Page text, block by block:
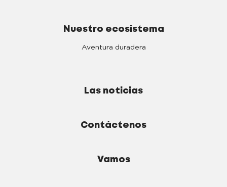
Nuestro ecosistema
Aventura duradera
Las noticias
Contáctenos
Vamos